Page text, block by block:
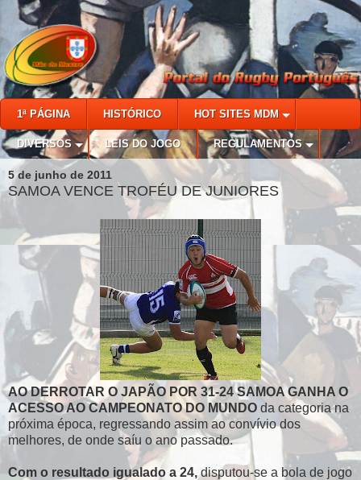
1ª PÁGINA HISTÓRICO HOT SITES MDM
DIVERSOS LEIS DO JOGO REGULAMENTOS
5 de junho de 2011
SAMOA VENCE TROFÉU DE JUNIORES
AO DERROTAR O JAPÃO POR 31-24 SAMOA GANHA O
ACESSO AO CAMPEONATO DO MUNDO da categoria na
próxima época, regressando assim ao convívio dos
melhores, de onde saíu o ano passado.
Com o resultado igualado a 24,disputou-se a bola de jogo